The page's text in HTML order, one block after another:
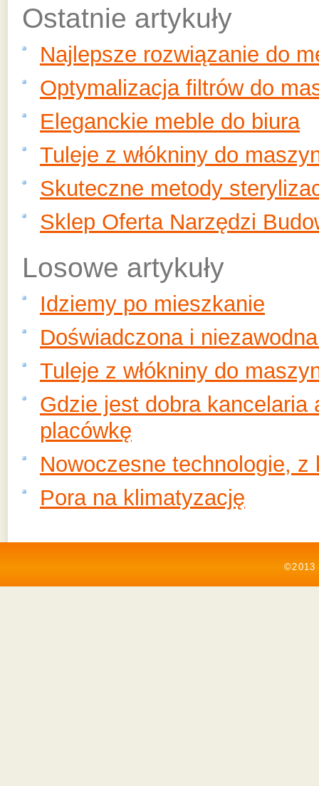
Ostatnie artykuły
Najlepsze rozwiązanie do
Optymalizacja filtrów do
Eleganckie meble do biura
Tuleje z włókniny do
Skuteczne metody
Sklep Oferta Narzędzi
Losowe artykuły
Idziemy po mieszkanie
Doświadczona i
Tuleje z włókniny do
Gdzie jest dobra kancelaria
placówkę
Nowoczesne technologie,
Pora na klimatyzację
©2013